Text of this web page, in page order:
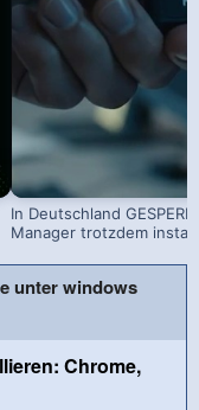
In Deutschland
Manager trotzdem
unter windows
Chrome,